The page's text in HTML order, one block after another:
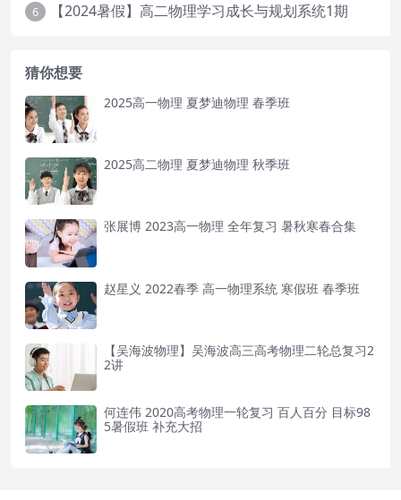
6 【2024暑假】高二物理学习成长与规划系统1期
猜你想要
2025高一物理 夏梦迪物理 春季班
2025高二物理 夏梦迪物理 秋季班
张展博 2023高一物理 全年复习 暑秋寒春合集
赵星义 2022春季 高一物理系统 寒假班 春季班
【吴海波物理】吴海波高三高考物理二轮总复习2
2讲
何连伟 2020高考物理一轮复习 百人百分 目标98
5暑假班 补充大招